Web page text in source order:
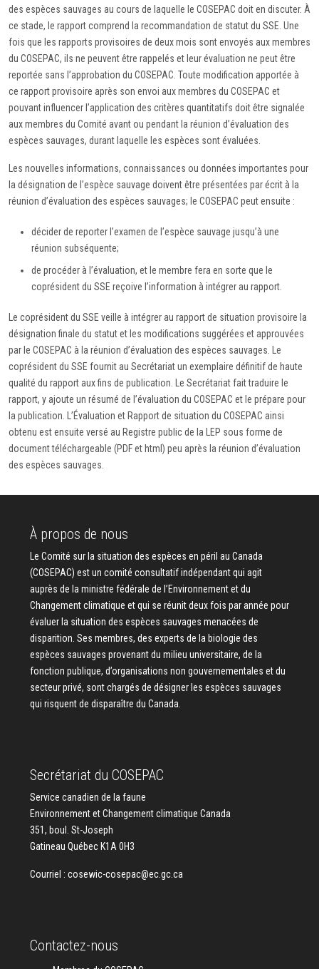
des espèces sauvages au cours de laquelle le COSEPAC doit en discuter. À
ce stade, le rapport comprend la recommandation de statut du SSE. Une
fois que les rapports provisoires de deux mois sont envoyés aux membres
du COSEPAC, ils ne peuvent être rappelés et leur évaluation ne peut être
reportée sans l’approbation du COSEPAC. Toute modification apportée à
ce rapport provisoire après son envoi aux membres du COSEPAC et
pouvant influencer l’application des critères quantitatifs doit être signalée
aux membres du Comité avant ou pendant la réunion d’évaluation des
espèces sauvages, durant laquelle les espèces sont évaluées.
Les nouvelles informations, connaissances ou données importantes pour
la désignation de l’espèce sauvage doivent être présentées par écrit à la
réunion d’évaluation des espèces sauvages; le COSEPAC peut ensuite :
décider de reporter l’examen de l’espèce sauvage jusqu’à une
réunion subséquente;
de procéder à l’évaluation, et le membre fera en sorte que le
coprésident du SSE reçoive l’information à intégrer au rapport.
Le coprésident du SSE veille à intégrer au rapport de situation provisoire la
désignation finale du statut et les modifications suggérées et approuvées
par le COSEPAC à la réunion d’évaluation des espèces sauvages. Le
coprésident du SSE fournit au Secrétariat un exemplaire définitif de haute
qualité du rapport aux fins de publication. Le Secrétariat fait traduire le
rapport, y ajoute un résumé de l’évaluation du COSEPAC et le prépare pour
la publication. L’Évaluation et Rapport de situation du COSEPAC ainsi
obtenu est ensuite versé au Registre public de la LEP sous forme de
document téléchargeable (PDF et html) peu après la réunion d’évaluation
des espèces sauvages.
À propos de nous
Le Comité sur la situation des espèces en péril au Canada
(COSEPAC) est un comité consultatif indépendant qui agit
auprès de la ministre fédérale de l’Environnement et du
Changement climatique et qui se réunit deux fois par année pour
évaluer la situation des espèces sauvages menacées de
disparition. Ses membres, des experts de la biologie des
espèces sauvages provenant du milieu universitaire, de la
fonction publique, d’organisations non gouvernementales et du
secteur privé, sont chargés de désigner les espèces sauvages
qui risquent de disparaître du Canada.
Secrétariat du COSEPAC
Service canadien de la faune
Environnement et Changement climatique Canada
351, boul. St-Joseph
Gatineau Québec K1A 0H3
Courriel : cosewic-cosepac@ec.gc.ca
Contactez-nous